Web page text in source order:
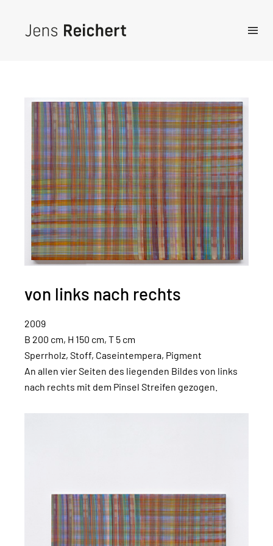
von links nach rechts
2009
B 200 cm, H 150 cm, T 5 cm
Sperrholz, Stoff, Caseintempera, Pigment
An allen vier Seiten des liegenden Bildes von links
nach rechts mit dem Pinsel Streifen gezogen.